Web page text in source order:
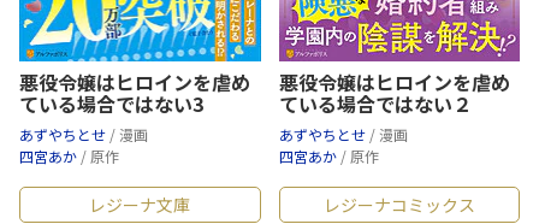
悪役令嬢はヒロインを虐め
ている場合ではない3
あずやちとせ / 漫画
四宮あか / 原作
悪役令嬢はヒロインを虐め
ている場合ではない２
あずやちとせ / 漫画
四宮あか / 原作
レジーナ文庫 レジーナコミックス